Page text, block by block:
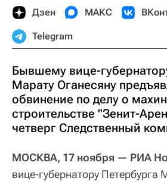
Дзен МАКС
Telegram
Бывшему вице-
Марату Оганесяну
обвинение по делу о
строительстве "Зенит-
четверг Следственный
МОСКВА, 17 ноября — РИА
вице-губернатору Петербурга